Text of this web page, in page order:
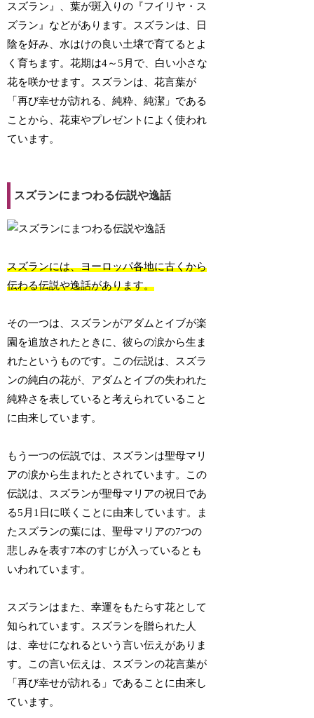
スズラン』、葉が斑入りの『フイリヤ・ス
ズラン』などがあります。スズランは、日
陰を好み、水はけの良い土壌で育てるとよ
く育ちます。花期は4～5月で、白い小さな
花を咲かせます。スズランは、花言葉が
「再び幸せが訪れる、純粋、純潔」である
ことから、花束やプレゼントによく使われ
ています。
スズランにまつわる伝説や逸話
スズランには、ヨーロッパ各地に古くから
伝わる伝説や逸話があります。
その一つは、スズランがアダムとイブが楽
園を追放されたときに、彼らの涙から生ま
れたというものです。この伝説は、スズラ
ンの純白の花が、アダムとイブの失われた
純粋さを表していると考えられていること
に由来しています。
もう一つの伝説では、スズランは聖母マリ
アの涙から生まれたとされています。この
伝説は、スズランが聖母マリアの祝日であ
る5月1日に咲くことに由来しています。ま
たスズランの葉には、聖母マリアの7つの
悲しみを表す7本のすじが入っているとも
いわれています。
スズランはまた、幸運をもたらす花として
知られています。スズランを贈られた人
は、幸せになれるという言い伝えがありま
す。この言い伝えは、スズランの花言葉が
「再び幸せが訪れる」であることに由来し
ています。